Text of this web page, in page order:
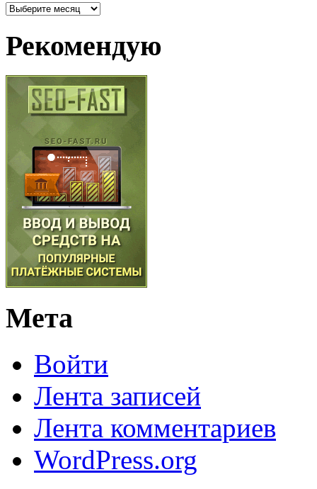
Архивы
Рекомендую
Мета
Войти
Лента записей
Лента комментариев
WordPress.org